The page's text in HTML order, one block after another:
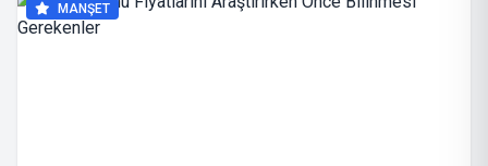
MANŞET